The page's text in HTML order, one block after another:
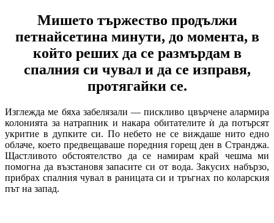
Мишето тържество продължи
петнайсетина минути, до момента, в
който реших да се размърдам в
спалния си чувал и да се изправя,
протягайки се.
Изглежда ме бяха забелязали — пискливо цвърчене алармира
колонията за натрапник и накара обитателите ѝ да потърсят
укритие в дупките си. По небето не се виждаше нито едно
облаче, което предвещаваше поредния горещ ден в Странджа.
Щастливото обстоятелство да се намирам край чешма ми
помогна да възстановя запасите си от вода. Закусих набързо,
прибрах спалния чувал в раницата си и тръгнах по коларския
път на запад.